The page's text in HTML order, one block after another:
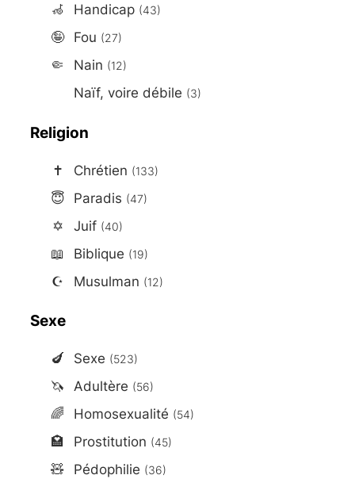
🦽 Handicap (43)
🤪 Fou (27)
🤏 Nain (12)
Naïf, voire débile (3)
Religion
✝️ Chrétien (133)
😇 Paradis (47)
✡️ Juif (40)
📖 Biblique (19)
☪️ Musulman (12)
Sexe
🍆 Sexe (523)
🦄 Adultère (56)
🌈 Homosexualité (54)
🏩 Prostitution (45)
🧸 Pédophilie (36)